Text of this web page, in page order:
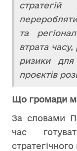
стратегій
та
втрата часу,
ризики для
проєктів
Що громади
За словами
час